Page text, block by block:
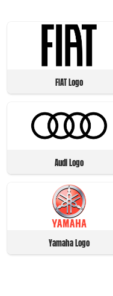
FIAT Logo
Audi Logo
Yamaha Logo